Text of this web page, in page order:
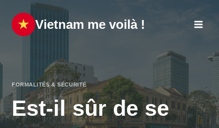
contenu
Vietnam me voilà !
FORMALITÉS & SÉCURITÉ
Est-il sûr de se